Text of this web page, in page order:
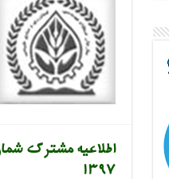
۱۳۹۷